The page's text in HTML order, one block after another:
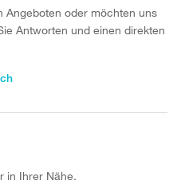
Angeboten oder möchten uns
Antworten und einen direkten
in Ihrer Nähe.